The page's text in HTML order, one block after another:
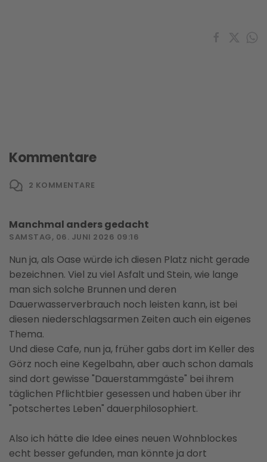
Kommentare
2 KOMMENTARE
Manchmal anders gedacht
SAMSTAG, 06. JUNI 2026 09:16
Nun ja, als Oase würde ich diesen Platz nicht gerade
bezeichnen. Viel zu viel Asfalt und Stein, wie lange
man sich solche Brunnen und deren
Dauerwasserverbrauch noch leisten kann, ist bei
diesen niederschlagsarmen Zeiten auch ein eigenes
Thema.
Und diese Cafe, nun ja, früher gabs dort im Keller des
Görz noch eine Kegelbahn, aber auch schon damals
sind dort gewisse "Dauerstammgäste" bei ihrem
täglichen Pflichtbier gesessen und haben über ihr
"potschertes Leben" dauerphilosophiert.
Also ich hätte die Idee eines neuen Wohnblockes
echt besser gefunden, man könnte ja dort